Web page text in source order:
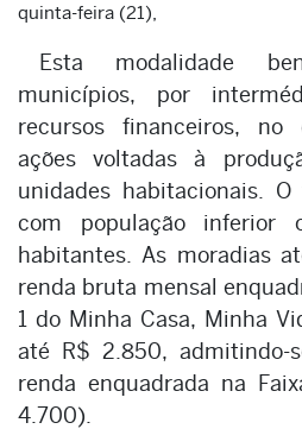
quinta-feira (21),
Esta modalidade
municípios, por
recursos financeiros, no
ações voltadas à
unidades habitacionais.
com população
habitantes. As moradias
renda bruta mensal
1 do Minha Casa, Minha
até R$ 2.850, admitindo-
renda enquadrada na
4.700).